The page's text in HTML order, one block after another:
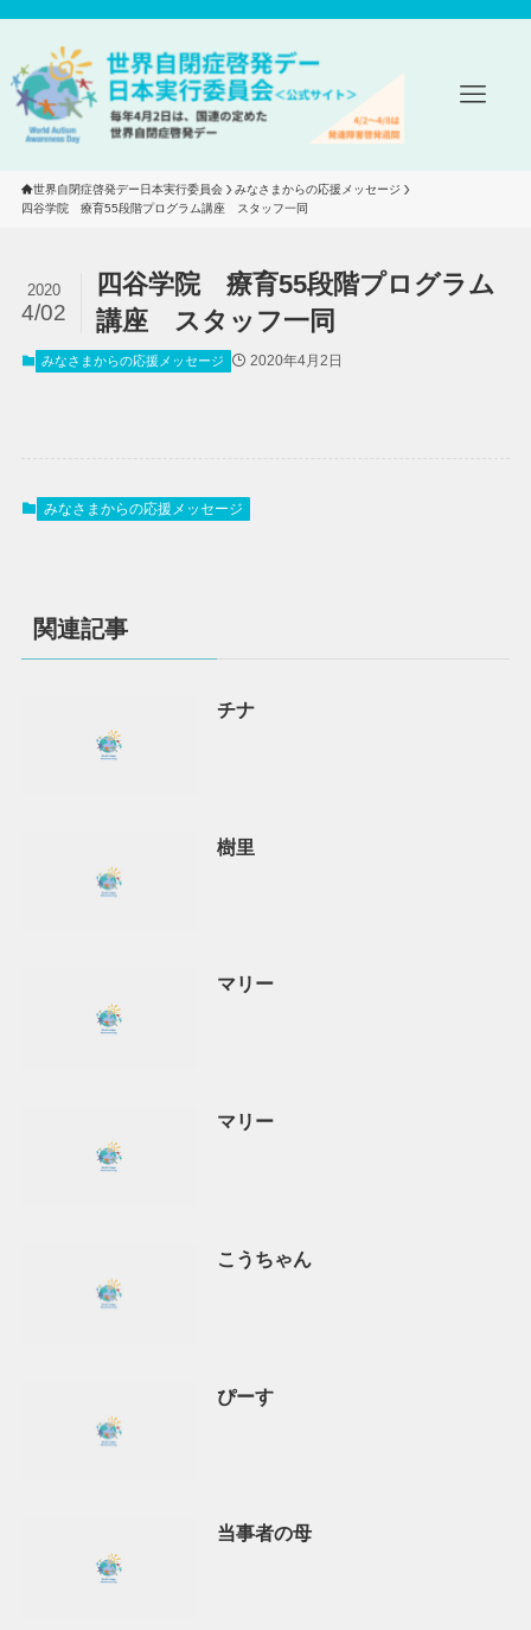
世界自閉症啓発デー日本実行委員会
みなさまからの応援メッセージ
四谷学院　療育55段階プログラム講座　スタッフ一同
四谷学院 療育55段階プログラム
講座 スタッフ一同
2020
4/02
みなさまからの応援メッセージ 2020年4月2日
みなさまからの応援メッセージ
関連記事
チナ
樹里
マリー
マリー
こうちゃん
ぴーす
当事者の母